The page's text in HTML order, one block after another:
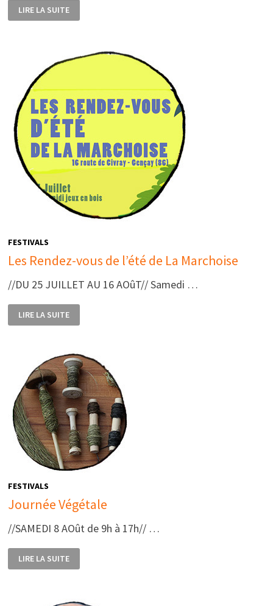
EXPOSITIONS
NADINE
COURILLEAU
LIRE LA SUITE
FESTIVALS
Les Rendez-vous de l’été de La Marchoise
//DU 25 JUILLET AU 16 AOûT// Samedi …
LES
RENDEZ-
VOUS
MARCHOISE
LIRE LA SUITE
FESTIVALS
Journée Végétale
//SAMEDI 8 AOût de 9h à 17h// …
JOURNÉE
VÉGÉTALE
LIRE LA SUITE